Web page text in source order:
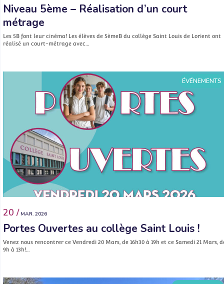
Niveau 5ème – Réalisation d’un court
métrage
Les 5B font leur cinéma! Les élèves de 5èmeB du collège Saint Louis de Lorient ont
réalisé un court-métrage avec…
ÉVÉNEMENTS
20 / MAR. 2026
Portes Ouvertes au collège Saint Louis !
Venez nous rencontrer ce Vendredi 20 Mars, de 16h30 à 19h et ce Samedi 21 Mars,
9h à 13h!…